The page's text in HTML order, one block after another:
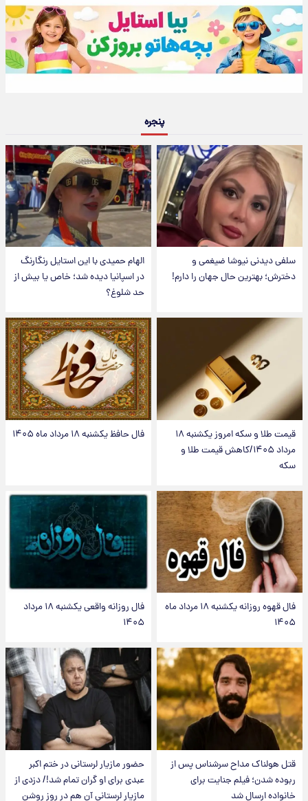
پنجره
سلفی دیدنی نیوشا ضیغمی و
دخترش؛ بهترین حال جهان را دارم!
الهام حمیدی با این استایل رنگارنگ
در اسپانیا دیده شد؛ خاص یا بیش از
حد شلوغ؟
قیمت طلا و سکه امروز یکشنبه ۱۸
مرداد ۱۴۰۵/کاهش قیمت طلا و
سکه
فال حافظ یکشنبه ۱۸ مرداد ماه ۱۴۰۵
فال قهوه روزانه یکشنبه ۱۸ مرداد ماه
۱۴۰۵
فال روزانه واقعی یکشنبه ۱۸ مرداد
۱۴۰۵
قتل هولناک مداح سرشناس پس از
ربوده شدن؛ فیلم جنایت برای
خانواده ارسال شد
حضور مازیار لرستانی در ختم اکبر
عبدی برای او گران تمام شد!/ دزدی از
مازیار لرستانی آن هم در روز روشن